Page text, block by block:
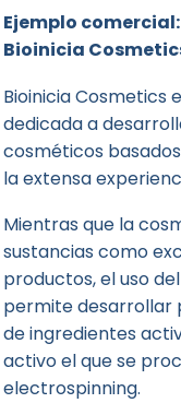
Ejemplo
Bioinicia
Bioinicia Cosmetics
dedicada a
cosméticos
la extensa
Mientras que la
sustancias como
productos, el uso
permite desarrollar
de ingredientes
activo el que se
electrospinning.